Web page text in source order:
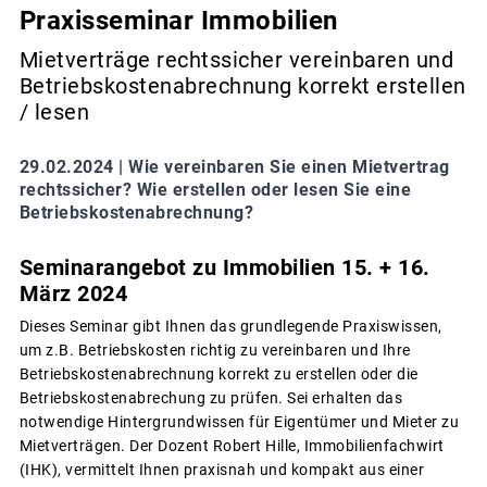
Praxisseminar Immobilien
Mietverträge rechtssicher vereinbaren und
Betriebskostenabrechnung korrekt erstellen
/ lesen
29.02.2024 | Wie vereinbaren Sie einen Mietvertrag
rechtssicher? Wie erstellen oder lesen Sie eine
Betriebskostenabrechnung?
Seminarangebot zu Immobilien 15. + 16.
März 2024
Dieses Seminar gibt Ihnen das grundlegende Praxiswissen,
um z.B. Betriebskosten richtig zu vereinbaren und Ihre
Betriebskostenabrechnung korrekt zu erstellen oder die
Betriebskostenabrechung zu prüfen. Sei erhalten das
notwendige Hintergrundwissen für Eigentümer und Mieter zu
Mietverträgen. Der Dozent Robert Hille, Immobilienfachwirt
(IHK), vermittelt Ihnen praxisnah und kompakt aus einer